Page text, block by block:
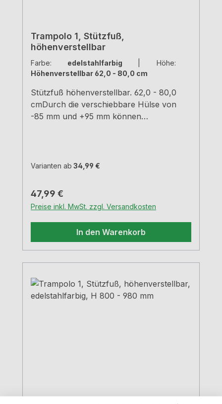
Trampolo 1, Stützfuß,
höhenverstellbar
Farbe: edelstahlfarbig
Höhe:
Höhenverstellbar 62,0 - 80,0 cm
Stützfuß höhenverstellbar. 62,0 - 80,0
cmDurch die verschiebbare Hülse von
-85 mm und +95 mm können
Varianten ab 34,99 €
Regulärer Preis:
47,99 €
Preise inkl. MwSt. zzgl. Versandkosten
In den Warenkorb